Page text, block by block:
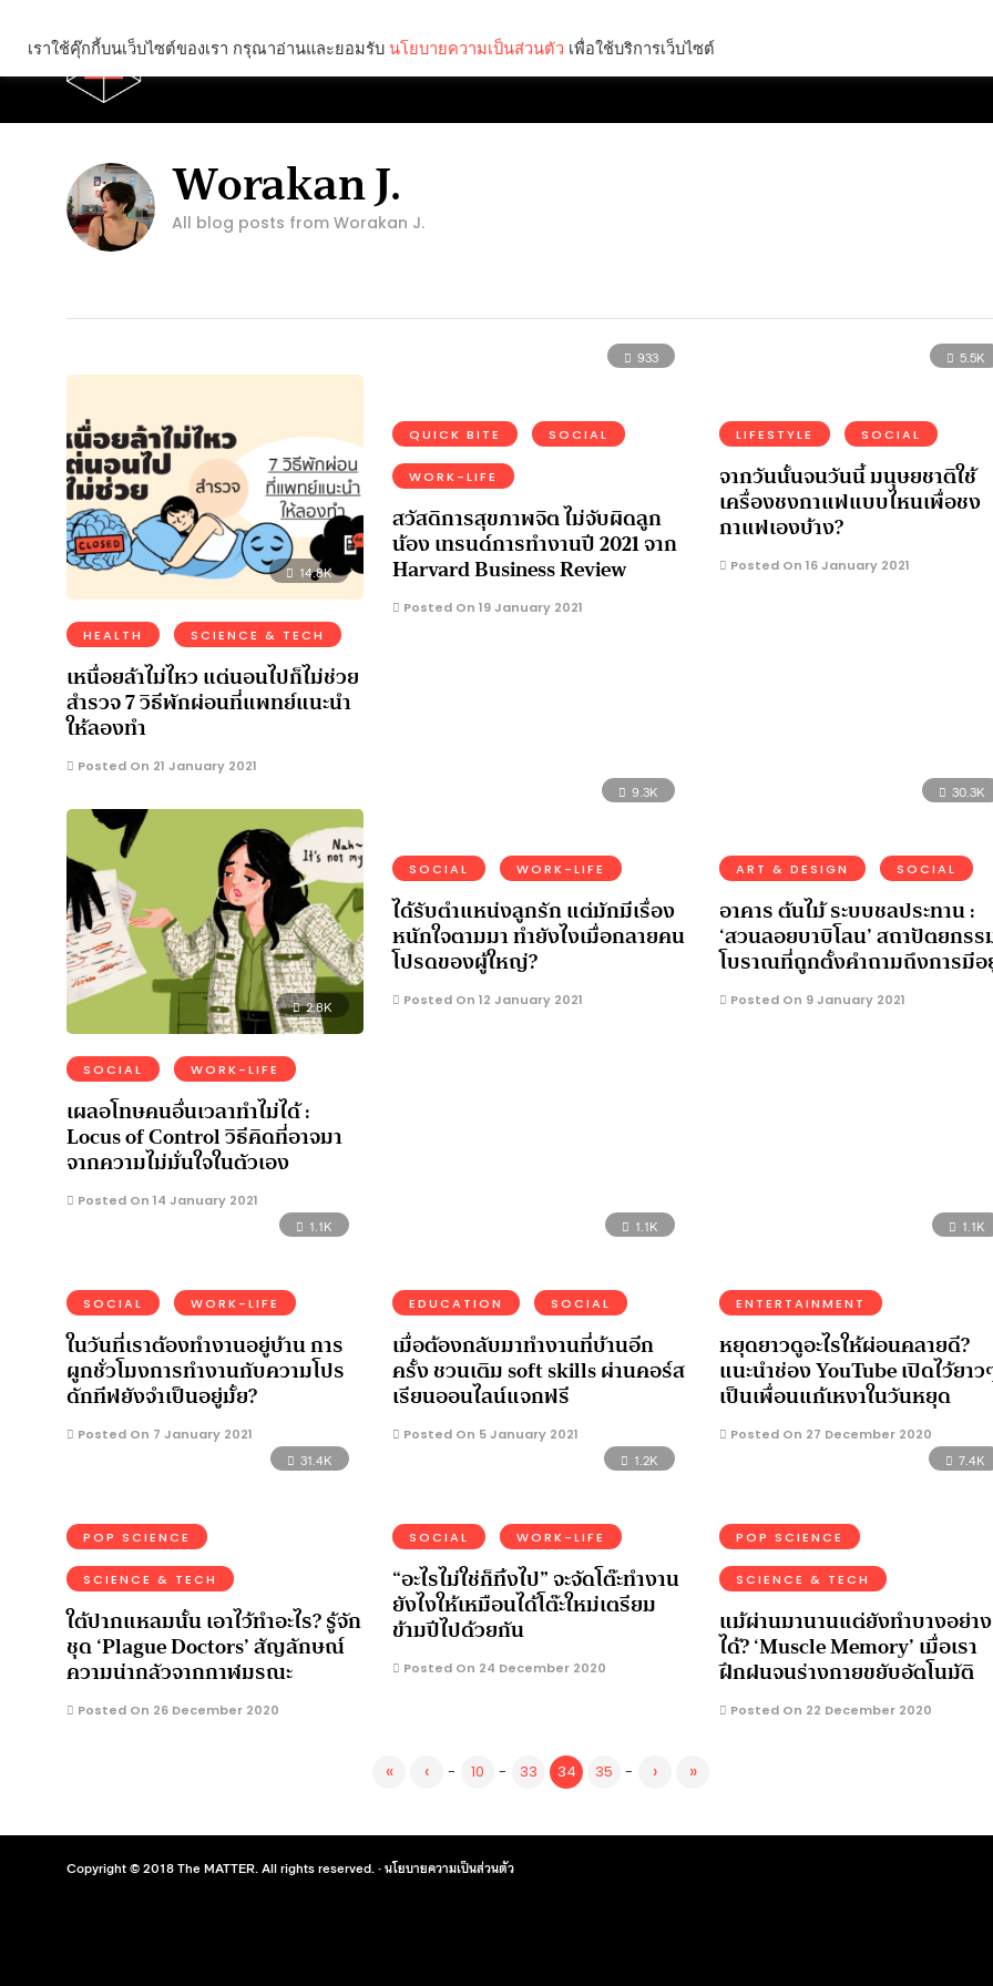
Worakan J.
All blog posts from Worakan J.
14.8K
HEALTH SCIENCE & TECH
เหนื่อยล้าไม่ไหว แต่นอนไปก็ไม่ช่วย
สำรวจ 7 วิธีพักผ่อนที่แพทย์แนะนำ
ให้ลองทำ
Posted On 21 January 2021
933
QUICK BITE SOCIAL
WORK-LIFE
สวัสดิการสุขภาพจิต ไม่จับผิดลูก
น้อง เทรนด์การทำงานปี 2021 จาก
Harvard Business Review
Posted On 19 January 2021
5.5K
LIFESTYLE SOCIAL
จากวันนั้นจนวันนี้ มนุษยชาติใช้
เครื่องชงกาแฟแบบไหนเพื่อชง
กาแฟเองบ้าง?
Posted On 16 January 2021
2.8K
SOCIAL WORK-LIFE
เผลอโทษคนอื่นเวลาทำไม่ได้ :
Locus of Control วิธีคิดที่อาจมา
จากความไม่มั่นใจในตัวเอง
Posted On 14 January 2021
9.3K
SOCIAL WORK-LIFE
ได้รับตำแหน่งลูกรัก แต่มักมีเรื่อง
หนักใจตามมา ทำยังไงเมื่อกลายคน
โปรดของผู้ใหญ่?
Posted On 12 January 2021
30.3K
ART & DESIGN SOCIAL
อาคาร ต้นไม้ ระบบชลประทาน :
‘สวนลอยบาบิโลน’ สถาปัตยกร
โบราณที่ถูกตั้งคำถามถึงการมี
Posted On 9 January 2021
1.1K
SOCIAL WORK-LIFE
ในวันที่เราต้องทำงานอยู่บ้าน การ
ผูกชั่วโมงการทำงานกับความโปร
ดักทีฟยังจำเป็นอยู่มั้ย?
Posted On 7 January 2021
1.1K
EDUCATION SOCIAL
เมื่อต้องกลับมาทำงานที่บ้านอีก
ครั้ง ชวนเติม soft skills ผ่านคอร์ส
เรียนออนไลน์แจกฟรี
Posted On 5 January 2021
1.1K
ENTERTAINMENT
หยุดยาวดูอะไรให้ผ่อนคลายดี?
แนะนำช่อง YouTube เปิดไว้ยาว
เป็นเพื่อนแก้เหงาในวันหยุด
Posted On 27 December 2020
31.4K
POP SCIENCE
SCIENCE & TECH
ใต้ปากแหลมนั้น เอาไว้ทำอะไร? รู้จัก
ชุด ‘Plague Doctors’ สัญลักษณ์
ความน่ากลัวจากกาฬมรณะ
Posted On 26 December 2020
1.2K
SOCIAL WORK-LIFE
“อะไรไม่ใช่ก็ทิ้งไป” จะจัดโต๊ะทำงาน
ยังไงให้เหมือนได้โต๊ะใหม่เตรียม
ข้ามปีไปด้วยกัน
Posted On 24 December 2020
7.4K
POP SCIENCE
SCIENCE & TECH
แม้ผ่านมานานแต่ยังทำบางอย่าง
ได้? ‘Muscle Memory’ เมื่อเรา
ฝึกฝนจนร่างกายขยับอัตโนมัติ
Posted On 22 December 2020
« ‹ - 10 - 33 34 35 - › »
Copyright © 2018 The MATTER. All rights reserved. ·นโยบายความเป็นส่วนตัว
เราใช้คุ๊กกี้บนเว็บไซต์ของเรา กรุณาอ่านและยอมรับ นโยบายความเป็นส่วนตัว เพื่อใช้บริการเว็บไซต์